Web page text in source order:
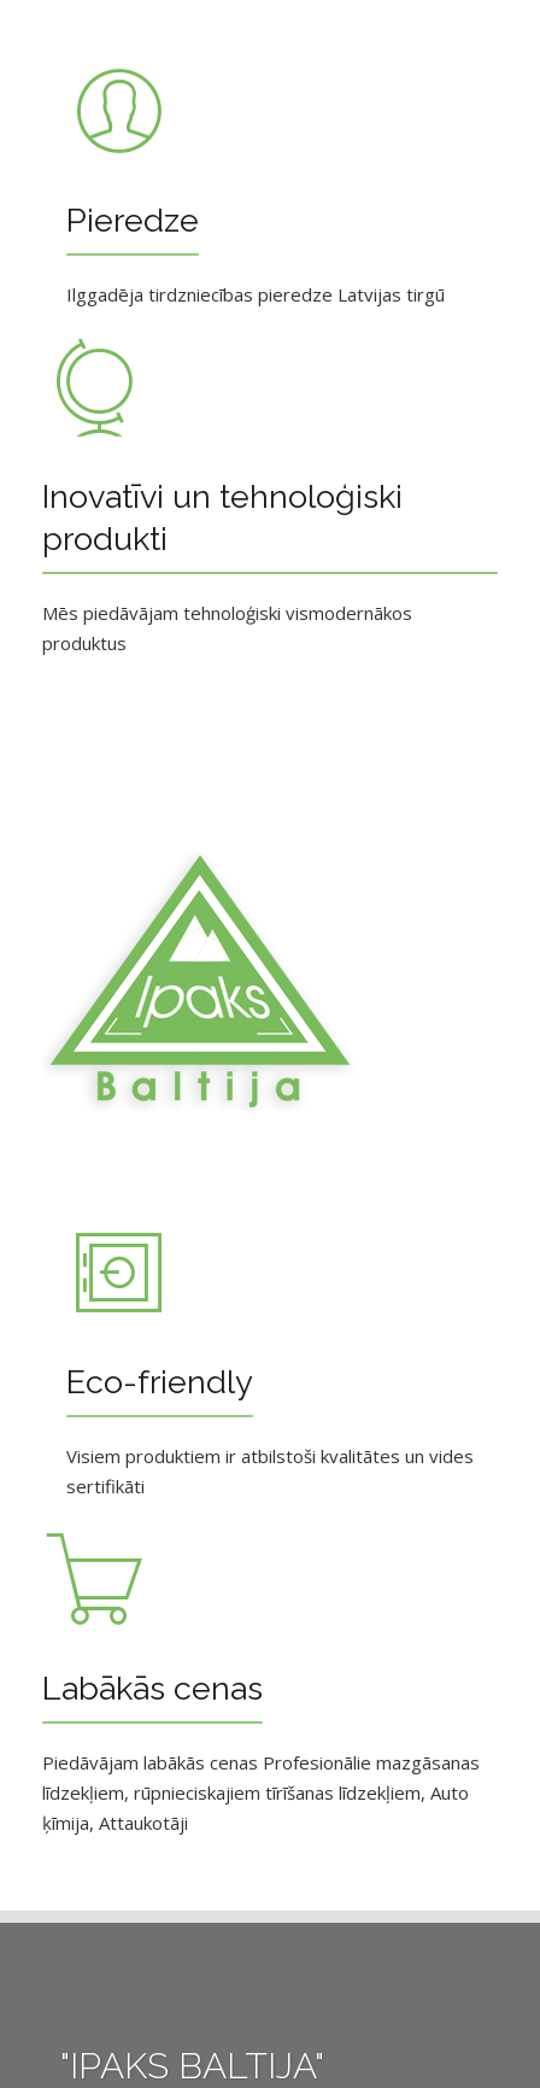
Pieredze
Ilggadēja tirdzniecības pieredze Latvijas tirgū
Inovatīvi un tehnoloģiski
produkti
Mēs piedāvājam tehnoloģiski vismodernākos
produktus
Eco-friendly
Visiem produktiem ir atbilstoši kvalitātes un vides
sertifikāti
Labākās cenas
Piedāvājam labākās cenas Profesionālie mazgāsanas
līdzekļiem, rūpnieciskajiem tīrīšanas līdzekļiem, Auto
ķīmija, Attaukotāji
"IPAKS BALTIJA"